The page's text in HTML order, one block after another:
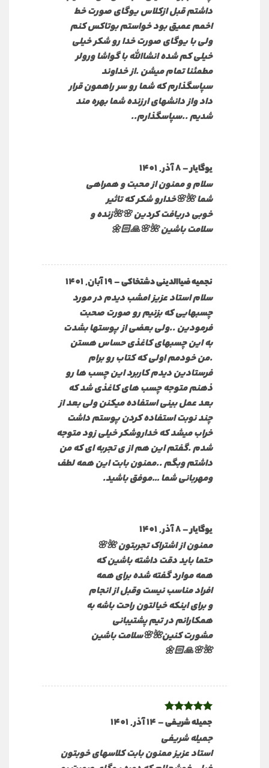
داشتم قبل ازکلاس یوگای صورت خط
اخمم عمیق بود خواستم بوتاکس کنم
ولی با یوگای صورت خدا رو شکر خیلی
خیلی کم شده انشاالله با گواشا ورولر
مطمئنا تمام میشن .از خداوند
سپاسگذارم که شما رو سر راهمون قرار
داد واز دانشهای ارزنده شما بهره مند
شدیم ..سپاسگذارم..
یوگایار–8 آذر, 1401
سلام و ممنون از محبت و همراهی
شما 🌺🌸خدارو شکر که تاثیر
خوبی دریافت کردین 🌸🌺زنده و
سلامت باشین 🌺🌸🙏🏻🌼
نجمیه ضیاالدینی دشتخاکی–19 آبان, 1401
سلام استاد عزیز امشب دیدم در مورد
چسبهایی که بزنیم رو صورت صحبت
فرمودین ..ولی بعضی از پوستها بشدت
به این چسبهای کاغذی حساس هستن
.من خودمم اولی که کتاب رو برام
فرستادین دیدم کاربرد این چسب ها رو
ذهنم متوجه چسب های کاغذی شد که
بعد عمل بینی استفاده میکنن ولی بعد از
چند نوبت استفاده کردن پوستم داشت
خراب میشد که خداروشکر خیلی زود متوجه
شدم .گفتم این هم از ی تجربه ای که من
داشتم وبگم ..ممنون بابت این همه لطف
ومهربانی شما …موفق باشید.
یوگایار–8 آذر, 1401
ممنون از اشتراک تجربتون 🌺🌸
حتما باید دقت داشته باشین که
همه موارد گفته شده برای همه
افراد مناسب نیست و‌قبل از انجام
و برای اینکه خیالتون راحت باشه به
همکارانم در تیم پشتیبانی
مشورت کنین🌺🌸سلامت باشین
🌺🌸🙏🏻🌼
نمره5از
5
جمیله شریفی–14 آذر, 1401
جمیله شریفی
استاد عزیز ممنون بابت کلاسهای خوبتون